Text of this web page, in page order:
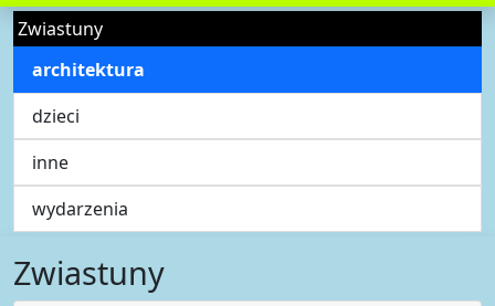
Zwiastuny
architektura
dzieci
inne
wydarzenia
Zwiastuny